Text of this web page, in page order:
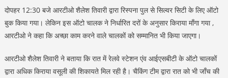
दोपहर 12:30 बजे आरटीओ शैलेश तिवारी द्वारा रिस्पना पुल से सिल्वर सिटी के लिए ऑटो
बुक किया गया। लेकिन इस ऑटो चालक ने निर्धारित दरों के अनुसार किराया माँगा गया ,
आरटीओ ने कहा कि अच्छा काम करने वाले चालकों को सम्मानित भी किया जाएगा।
आरटीओ शैलेश तिवारी ने बताया कि रात में रेलवे स्टेशन एंव आईएसबीटी के ऑटो चालकों
द्वारा अधिक किराया वसूली की शिकायते मिल रही है। चैकिंग टीम द्वारा रात को भी जाँच की